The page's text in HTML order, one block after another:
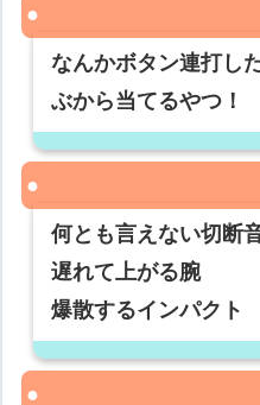
なんかボタン連打し
ぶから当てるやつ！
何とも言えない切断
遅れて上がる腕
爆散するインパクト